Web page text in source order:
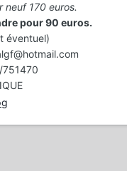
neuf 170 euros.
pour 90 euros.
éventuel)